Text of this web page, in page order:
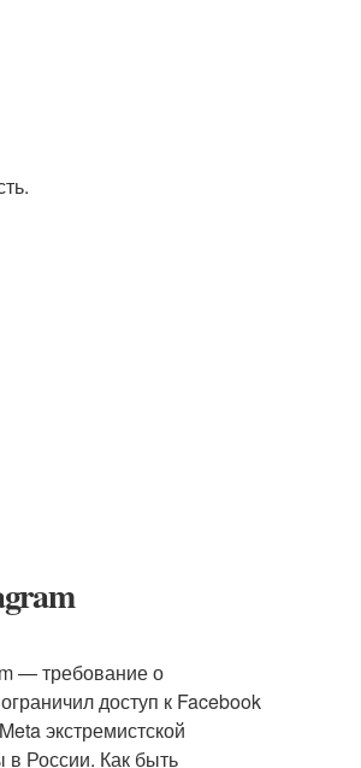
— требование о
доступ к Facebook
экстремистской
в России. Как быть